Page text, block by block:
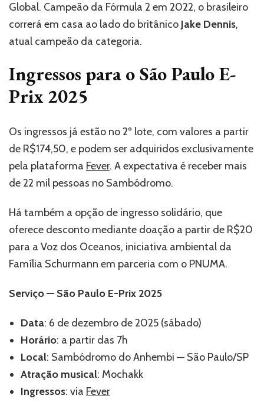
Global. Campeão da Fórmula 2 em 2022, o brasileiro
correrá em casa ao lado do britânicoJake Dennis,
atual campeão da categoria.
Ingressos para o São Paulo E-
Prix 2025
Os ingressos já estão no 2º lote, com valores a partir
de R$174,50, e podem ser adquiridos exclusivamente
pela plataforma Fever. A expectativa é receber mais
de 22 mil pessoas no Sambódromo.
Há também a opção de ingresso solidário, que
oferece desconto mediante doação a partir de R$20
para a Voz dos Oceanos, iniciativa ambiental da
Família Schurmann em parceria com o PNUMA.
Serviço — São Paulo E-Prix 2025
Data: 6 de dezembro de 2025 (sábado)
Horário: a partir das 7h
Local: Sambódromo do Anhembi — São Paulo/SP
Atração musical: Mochakk
Ingressos: via Fever